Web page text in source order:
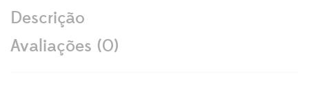
Descrição
Avaliações (0)